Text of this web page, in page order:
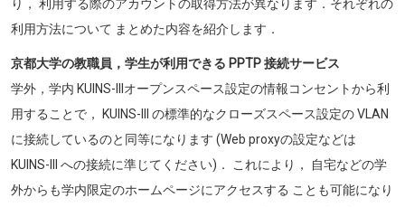
り， 利用する際のアカウントの取得方法が異なります．それぞれの
利用方法について まとめた内容を紹介します．
京都大学の教職員，学生が利用できる PPTP 接続サービス
学外，学内 KUINS-IIIオープンスペース設定の情報コンセントから利
用することで， KUINS-III の標準的なクローズスペース設定の VLAN
に接続しているのと同等になります (Web proxyの設定などは
KUINS-III への接続に準じてください)． これにより， 自宅などの学
外からも学内限定のホームページにアクセスする ことも可能になり